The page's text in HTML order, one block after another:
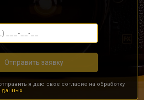
Отправить заявку
я даю свое согласие на обработку
данных.